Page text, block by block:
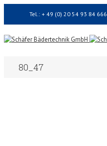
Tel.: + 49 (0) 20 54 93 84 666
80_47